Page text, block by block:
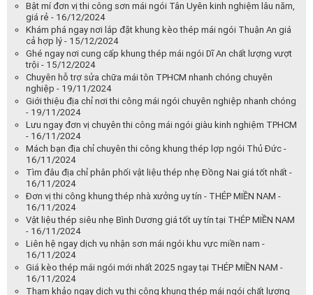
Bật mí đơn vị thi công sơn mái ngói Tân Uyên kinh nghiệm lâu năm,
giá rẻ - 16/12/2024
Khám phá ngay nơi lắp đặt khung kèo thép mái ngói Thuận An giá
cả hợp lý - 15/12/2024
Ghé ngay nơi cung cấp khung thép mái ngói Dĩ An chất lượng vượt
trội - 15/12/2024
Chuyên hỗ trợ sửa chữa mái tôn TPHCM nhanh chóng chuyên
nghiệp - 19/11/2024
Giới thiệu địa chỉ nơi thi công mái ngói chuyên nghiệp nhanh chóng
- 19/11/2024
Lưu ngay đơn vị chuyên thi công mái ngói giàu kinh nghiệm TPHCM
- 16/11/2024
Mách bạn địa chỉ chuyên thi công khung thép lợp ngói Thủ Đức -
16/11/2024
Tìm đâu địa chỉ phân phối vật liệu thép nhẹ Đồng Nai giá tốt nhất -
16/11/2024
Đơn vị thi công khung thép nhà xưởng uy tín - THÉP MIỀN NAM -
16/11/2024
Vật liệu thép siêu nhẹ Bình Dương giá tốt uy tín tại THÉP MIỀN NAM
- 16/11/2024
Liên hệ ngay dịch vụ nhận sơn mái ngói khu vực miền nam -
16/11/2024
Giá kèo thép mái ngói mới nhất 2025 ngay tại THÉP MIỀN NAM -
16/11/2024
Tham khảo ngay dịch vụ thi công khung thép mái ngói chất lượng